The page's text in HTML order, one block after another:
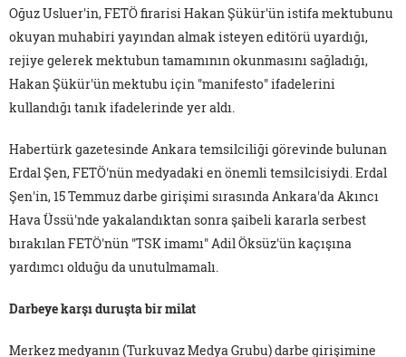
Oğuz Usluer'in, FETÖ firarisi Hakan Şükür'ün istifa mektubunu
okuyan muhabiri yayından almak isteyen editörü uyardığı,
rejiye gelerek mektubun tamamının okunmasını sağladığı,
Hakan Şükür'ün mektubu için "manifesto" ifadelerini
kullandığı tanık ifadelerinde yer aldı.
Habertürk gazetesinde Ankara temsilciliği görevinde bulunan
Erdal Şen, FETÖ'nün medyadaki en önemli temsilcisiydi. Erdal
Şen'in, 15 Temmuz darbe girişimi sırasında Ankara'da Akıncı
Hava Üssü'nde yakalandıktan sonra şaibeli kararla serbest
bırakılan FETÖ'nün "TSK imamı" Adil Öksüz'ün kaçışına
yardımcı olduğu da unutulmamalı.
Darbeye karşı duruşta bir milat
Merkez medyanın (Turkuvaz Medya Grubu) darbe girişimine